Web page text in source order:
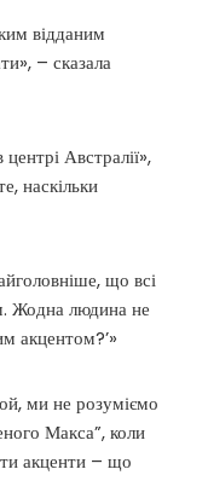
відданим
– сказала
Австралії»,
наскільки
що всі
Жодна людина не
акцентом?’»
ми не розуміємо
Макса”, коли
акценти – що